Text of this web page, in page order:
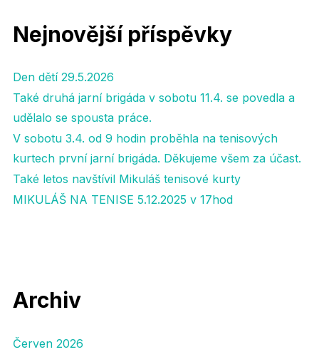
Nejnovější příspěvky
Den dětí 29.5.2026
Také druhá jarní brigáda v sobotu 11.4. se povedla a
udělalo se spousta práce.
V sobotu 3.4. od 9 hodin proběhla na tenisových
kurtech první jarní brigáda. Děkujeme všem za účast.
Také letos navštívil Mikuláš tenisové kurty
MIKULÁŠ NA TENISE 5.12.2025 v 17hod
Archiv
Červen 2026